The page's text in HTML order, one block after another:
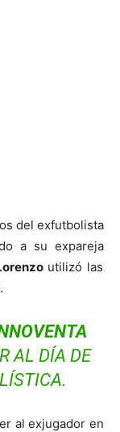
del exfutbolista
a su expareja
utilizó las
AL DÍA DE
al exjugador en